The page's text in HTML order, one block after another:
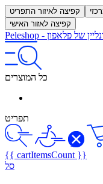
קפיצה לאיזור התפריט
קפיצה לאזור האישי
Peleshop - של פלאפון
כל המוצרים
תפריט
{{ cartItemsCount }}
סל